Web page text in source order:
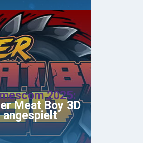
2025:
Meat Boy 3D
angespielt